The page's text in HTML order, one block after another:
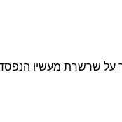
על שרשרת מעשיו